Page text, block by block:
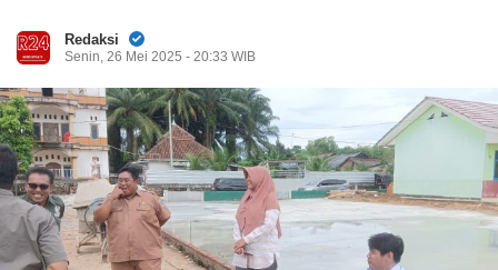
Redaksi
Senin, 26 Mei 2025 - 20:33 WIB